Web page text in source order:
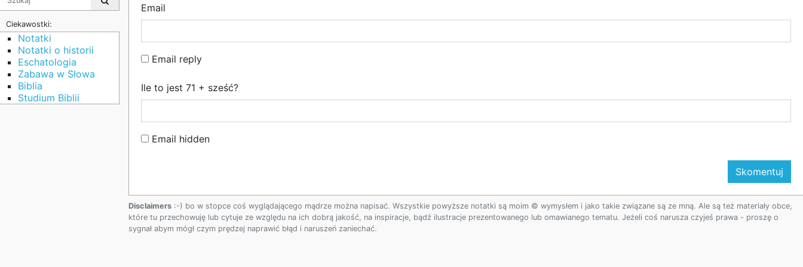
Ciekawostki:
Notatki
Notatki o historii
Eschatologia
Zabawa w Słowa
Biblia
Studium Biblii
Email
Email reply
Ile to jest 71 + sześć?
Email hidden
Disclaimers :-) bo w stopce coś wyglądającego mądrze można napisać. Wszystkie powyższe notatki są moim © wymysłem i jako takie związane są ze mną. Ale są też materiały obce,
które tu przechowuję lub cytuje ze względu na ich dobrą jakość, na inspiracje, bądź ilustracje prezentowanego lub omawianego tematu. Jeżeli coś narusza czyjeś prawa - proszę o
sygnał abym mógł czym prędzej naprawić błąd i naruszeń zaniechać.